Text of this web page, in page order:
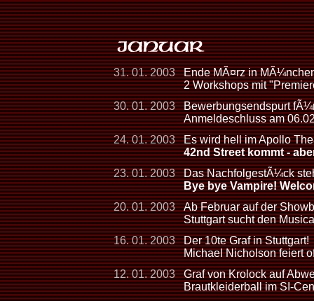
31. 01. 2003
Ende MÃ¤rz in
2 Workshops mit
30. 01. 2003
Bewerbungsendspurt
Anmeldeschluss am
24. 01. 2003
Es wird hell im Apollo
42nd Street kommt -
23. 01. 2003
Das NachfolgestÃ¼ck
Bye bye Vampire!
20. 01. 2003
Ab Februar auf der
Stuttgart sucht den
16. 01. 2003
Der 10te Graf in Stuttgart!
Michael Nicholson feiert
12. 01. 2003
Graf von Krolock auf
Brautkleiderball im SI-